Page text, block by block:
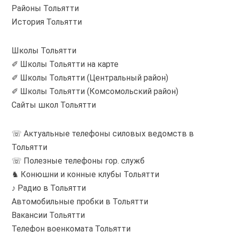
Районы Тольятти
История Тольятти
Школы Тольятти
✐ Школы Тольятти на карте
✐ Школы Тольятти (Центральный район)
✐ Школы Тольятти (Комсомольский район)
Сайты школ Тольятти
☏ Актуальные телефоны силовых ведомств в
Тольятти
☏ Полезные телефоны гор. служб
♞ Конюшни и конные клубы Тольятти
♪ Радио в Тольятти
Автомобильные пробки в Тольятти
Вакансии Тольятти
Телефон военкомата Тольятти